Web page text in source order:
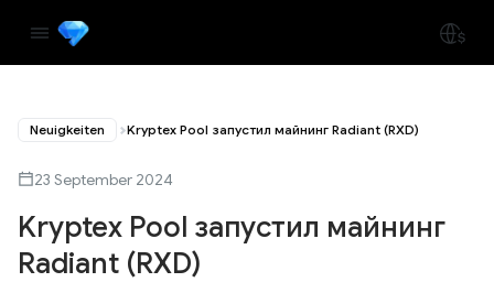
Neuigkeiten Kryptex Pool запустил майнинг Radiant (RXD)
23 September 2024
Kryptex Pool запустил майнинг
Radiant (RXD)